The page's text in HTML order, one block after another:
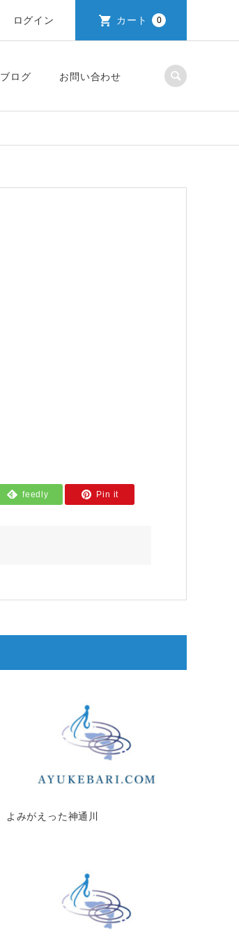
ログイン カート 0
ブログ お問い合わせ
feedly Pin it
よみがえった神通川